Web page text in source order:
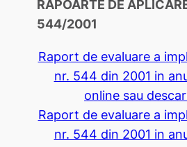
RAPOARTE DE
544/2001
Raport de evaluare a
nr. 544 din 2001 in
online sau
Raport de evaluare a
nr. 544 din 2001 in